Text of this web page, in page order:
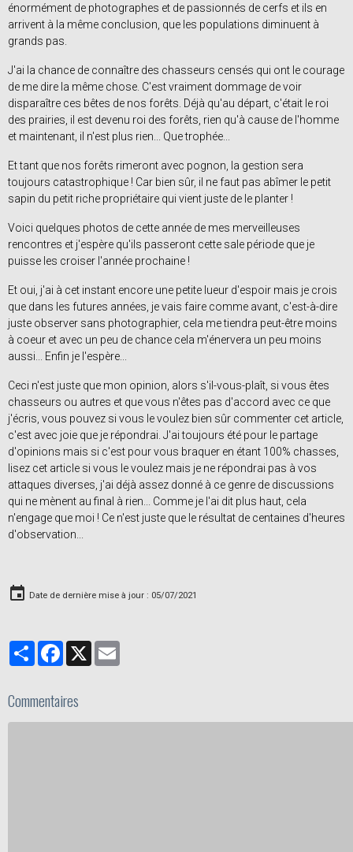
énormément de photographes et de passionnés de cerfs et ils en
arrivent à la même conclusion, que les populations diminuent à
grands pas.
J'ai la chance de connaître des chasseurs censés qui ont le courage
de me dire la même chose. C'est vraiment dommage de voir
disparaître ces bêtes de nos forêts. Déjà qu'au départ, c'était le roi
des prairies, il est devenu roi des forêts, rien qu'à cause de l'homme
et maintenant, il n'est plus rien... Que trophée...
Et tant que nos forêts rimeront avec pognon, la gestion sera
toujours catastrophique ! Car bien sûr, il ne faut pas abîmer le petit
sapin du petit riche propriétaire qui vient juste de le planter !
Voici quelques photos de cette année de mes merveilleuses
rencontres et j'espère qu'ils passeront cette sale période que je
puisse les croiser l'année prochaine !
Et oui, j'ai à cet instant encore une petite lueur d'espoir mais je crois
que dans les futures années, je vais faire comme avant, c'est-à-dire
juste observer sans photographier, cela me tiendra peut-être moins
à coeur et avec un peu de chance cela m'énervera un peu moins
aussi... Enfin je l'espère...
Ceci n'est juste que mon opinion, alors s'il-vous-plaît, si vous êtes
chasseurs ou autres et que vous n'êtes pas d'accord avec ce que
j'écris, vous pouvez si vous le voulez bien sûr commenter cet article,
c'est avec joie que je répondrai. J'ai toujours été pour le partage
d'opinions mais si c'est pour vous braquer en étant 100% chasses,
lisez cet article si vous le voulez mais je ne répondrai pas à vos
attaques diverses, j'ai déjà assez donné à ce genre de discussions
qui ne mènent au final à rien... Comme je l'ai dit plus haut, cela
n'engage que moi ! Ce n'est juste que le résultat de centaines d'heures
d'observation...
Date de dernière mise à jour : 05/07/2021
PartagerFacebook
Commentaires